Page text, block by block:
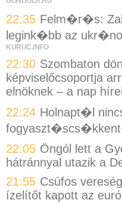
22:35 Felm�r�s:
legink�bb az
KURUC.INFO
22:30 Szombaton
képviselőcsoportja
elnöknek – a nap hírei
22:24 Holnapt�l
22:05 Öngól lett a
hátránnyal utazik a
21:55 Csúfos
ízelítőt kapott az